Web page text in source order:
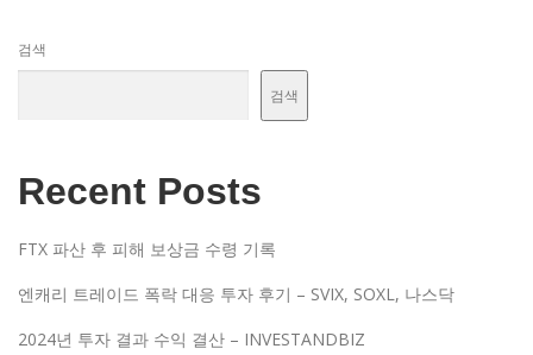
검색
검색
Recent Posts
FTX 파산 후 피해 보상금 수령 기록
엔캐리 트레이드 폭락 대응 투자 후기 – SVIX, SOXL, 나스닥
2024년 투자 결과 수익 결산 – INVESTANDBIZ